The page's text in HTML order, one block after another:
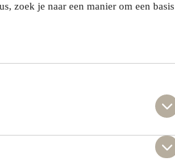
zoek je naar een manier om een basis